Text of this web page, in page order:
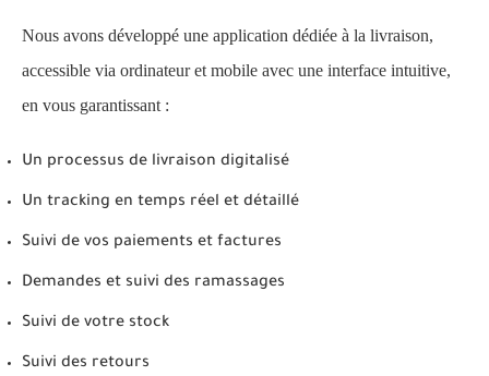
Nous avons développé une application dédiée à la livraison,
accessible via ordinateur et mobile avec une interface intuitive,
en vous garantissant :
Un processus de livraison digitalisé
Un tracking en temps réel et détaillé
Suivi de vos paiements et factures
Demandes et suivi des ramassages
Suivi de votre stock
Suivi des retours